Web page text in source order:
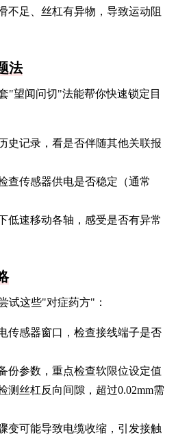
不足、丝杠有异物，导致运动阻
法
"望闻问切"法能帮你快速锁定目
史记录，看是否伴随其他关联报
查传感器供电是否稳定（通常
低速移动各轴，感受是否有异常
试这些"对症药方"：
传感器窗口，检查接线端子是否
份参数，重点检查软限位设定值
测丝杠反向间隙，超过0.02mm需
变可能导致电缆收缩，引发接触